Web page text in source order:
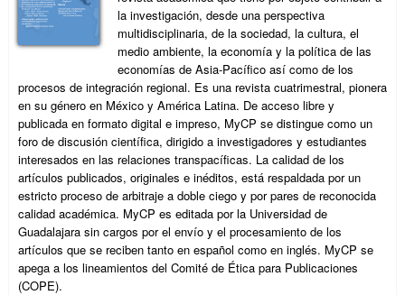
la investigación, desde una perspectiva
multidisciplinaria, de la sociedad, la cultura, el
medio ambiente, la economía y la política de las
economías de Asia-Pacífico así como de los
procesos de integración regional. Es una revista cuatrimestral, pionera
en su género en México y América Latina. De acceso libre y
publicada en formato digital e impreso, MyCP se distingue como un
foro de discusión científica, dirigido a investigadores y estudiantes
interesados en las relaciones transpacíficas. La calidad de los
artículos publicados, originales e inéditos, está respaldada por un
estricto proceso de arbitraje a doble ciego y por pares de reconocida
calidad académica. MyCP es editada por la Universidad de
Guadalajara sin cargos por el envío y el procesamiento de los
artículos que se reciben tanto en español como en inglés. MyCP se
apega a los lineamientos del Comité de Ética para Publicaciones
(COPE).